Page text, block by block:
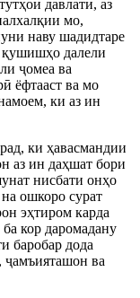
давлатӣ, аз
мо,
наву шадидтаре
қушишҳо далели
ҷомеа ва
ӣ ёфтааст ва мо
ки аз ин
ки ҳавасмандии
аз ин даҳшат бори
нисбати онҳо
ошкоро сурат
эҳтиром карда
кор даромадану
баробар дода
ҷамъияташон ва